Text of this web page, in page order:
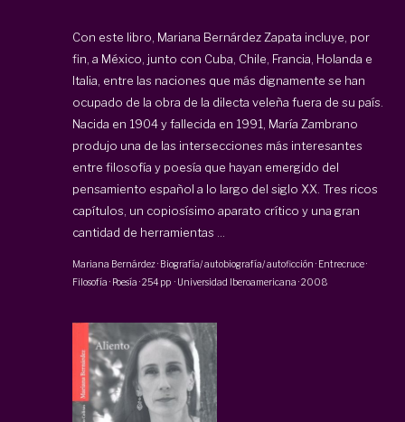
Con este libro, Mariana Bernárdez Zapata incluye, por
fin, a México, junto con Cuba, Chile, Francia, Holanda e
Italia, entre las naciones que más dignamente se han
ocupado de la obra de la dilecta veleña fuera de su país.
Nacida en 1904 y fallecida en 1991, María Zambrano
produjo una de las intersecciones más interesantes
entre filosofía y poesía que hayan emergido del
pensamiento español a lo largo del siglo XX. Tres ricos
capítulos, un copiosísimo aparato crítico y una gran
cantidad de herramientas ...
Mariana Bernárdez· Biografía/ autobiografía/ autoficción · Entrecruce ·
Filosofía · Poesía ·254 pp · Universidad Iberoamericana ·2008